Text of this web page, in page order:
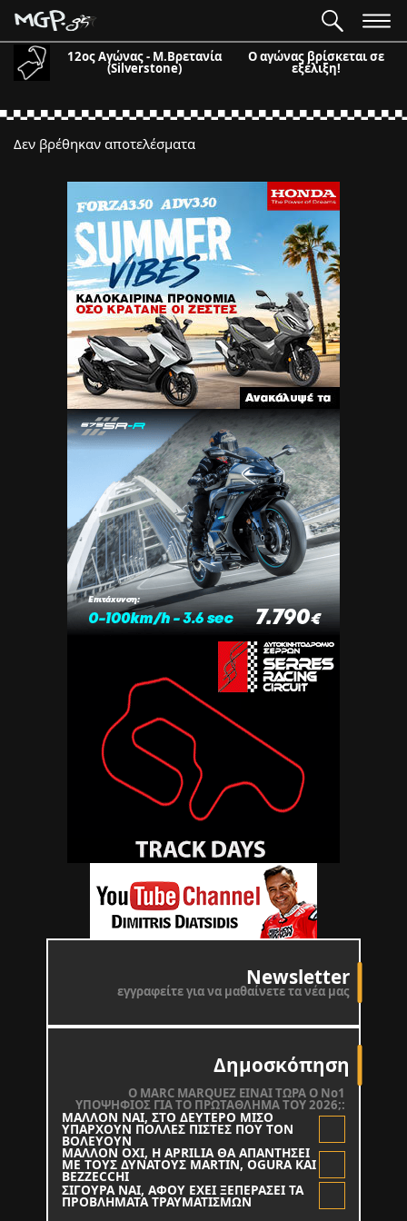
12ος Αγώνας - Μ.Βρετανία
(Silverstone)
Ο αγώνας βρίσκεται σε
εξέλιξη!
Newsletter
εγγραφείτε για να μαθαίνετε τα νέα μας
Δημοσκόπηση
O MARC MARQUEZ ΕΙΝΑΙ ΤΩΡΑ Ο Νο1
ΥΠΟΨΗΦΙΟΣ ΓΙΑ ΤΟ ΠΡΩΤΑΘΛΗΜΑ ΤΟΥ 2026;:
ΜΑΛΛΟΝ ΝΑΙ, ΣΤΟ ΔΕΥΤΕΡΟ ΜΙΣΟ
ΥΠΑΡΧΟΥΝ ΠΟΛΛΕΣ ΠΙΣΤΕΣ ΠΟΥ ΤΟΝ
ΒΟΛΕΥΟΥΝ
ΜΑΛΛΟΝ ΟΧΙ, Η APRILIA ΘΑ ΑΠΑΝΤΗΣΕΙ
ΜΕ ΤΟΥΣ ΔΥΝΑΤΟΥΣ MARTIN, OGURA KAI
BEZZECCHI
ΣΙΓΟΥΡΑ ΝΑΙ, ΑΦΟΥ ΕΧΕΙ ΞΕΠΕΡΑΣΕΙ ΤΑ
ΠΡΟΒΛΗΜΑΤΑ ΤΡΑΥΜΑΤΙΣΜΩΝ
Δεν βρέθηκαν αποτελέσματα